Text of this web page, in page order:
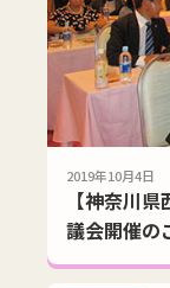
2019年10月4日
【神奈川
議会開催の